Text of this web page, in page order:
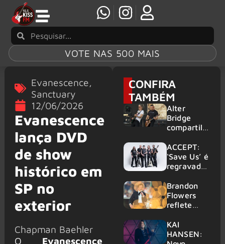
VOTE NAS 500 MAIS
Evanescence,
Sanctuary
12/06/2026
Evanescence
lança DVD
de show
histórico em
SP no
exterior
Chapman Baehler
O Evanescence
CONFIRA
TAMBÉM
Alter
Bridge
compartilh
vivo de
“Fortress”
gravada
am Ring
2026
ACCEPT:
‘Save Us’ é
regravada
membros
do GHOST
e KORN
Brandon
Flowers
reflete
futuro e
levanta
KAI
HANSEN: